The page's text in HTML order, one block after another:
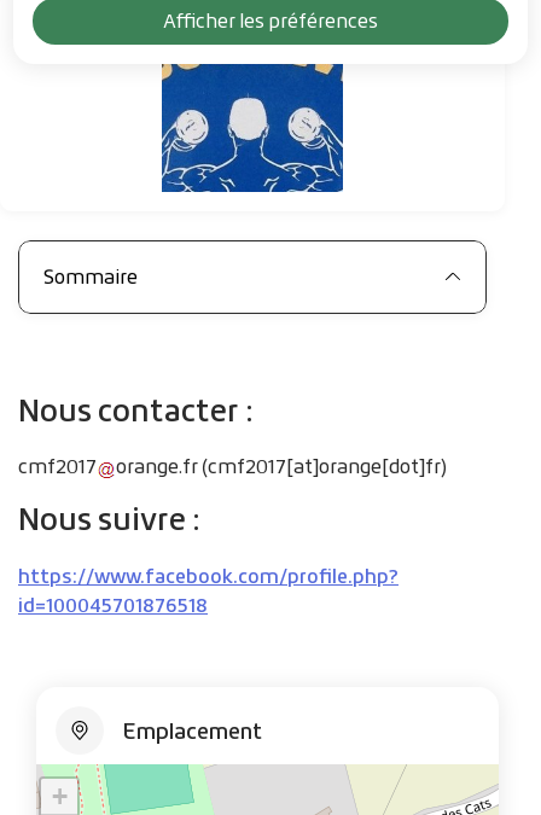
Afficher les préférences
Sommaire
Nous contacter :
cmf2017 orange.fr(cmf2017[at]orange[dot]fr)
Nous suivre :
https://www.facebook.com/profile.php?
id=100045701876518
Emplacement
+